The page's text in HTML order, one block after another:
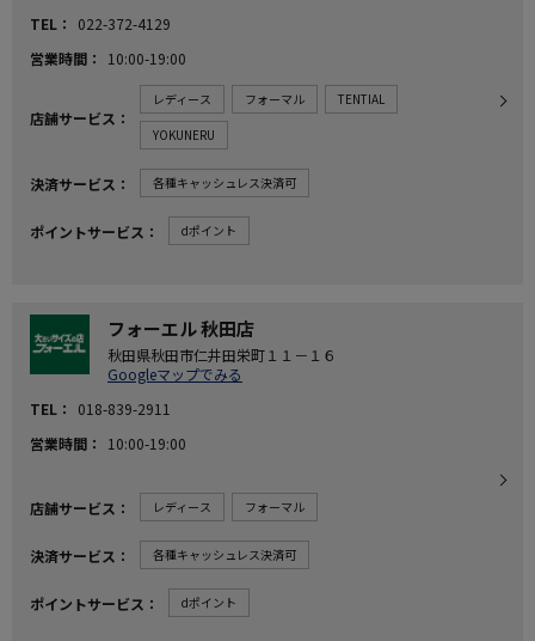
TEL
022-372-4129
営業時間
10:00-19:00
店舗サービス
レディース フォーマル
TENTIAL
YOKUNERU
決済サービス 各種キャッシュレス決済可
ポイントサービス dポイント
フォーエル 秋田店
秋田県秋田市仁井田栄町１１－１６
Googleマップでみる
TEL
018-839-2911
営業時間
10:00-19:00
店舗サービス レディース フォーマル
決済サービス 各種キャッシュレス決済可
ポイントサービス dポイント